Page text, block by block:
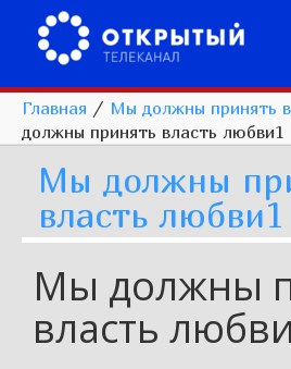
Главная / Мы должны принять
должны принять власть любви1
Мы должны
власть любви1
Мы должны
власть